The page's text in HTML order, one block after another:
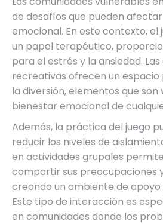
de desafíos que pueden
emocional. En este contexto, el
un papel terapéutico,
para el estrés y la ansiedad.
recreativas ofrecen un espacio
la diversión, elementos que son
bienestar emocional de
Además, la práctica del juego
reducir los niveles de
en actividades grupales
compartir sus preocupaciones
creando un ambiente de
Este tipo de interacción es
en comunidades donde los